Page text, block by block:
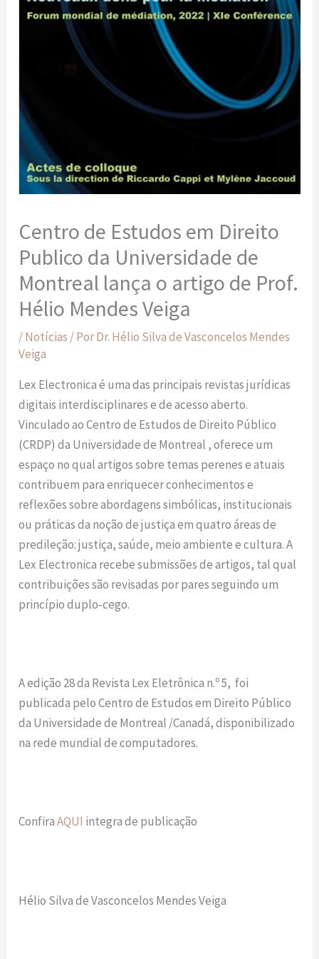
Centro de Estudos em Direito
Publico da Universidade de
Montreal lança o artigo de Prof.
Hélio Mendes Veiga
/Notícias / PorDr. Hélio Silva de Vasconcelos Mendes
Veiga
Lex Electronica é uma das principais revistas jurídicas
digitais interdisciplinares e de acesso aberto.
Vinculado ao Centro de Estudos de Direito Público
(CRDP) da Universidade de Montreal , oferece um
espaço no qual artigos sobre temas perenes e atuais
contribuem para enriquecer conhecimentos e
reflexões sobre abordagens simbólicas, institucionais
ou práticas da noção de justiça em quatro áreas de
predileção: justiça, saúde, meio ambiente e cultura. A
Lex Electronica recebe submissões de artigos, tal qual
contribuições são revisadas por pares seguindo um
princípio duplo-cego.
A edição 28 da Revista Lex Eletrônica n.º 5, foi
publicada pelo Centro de Estudos em Direito Público
da Universidade de Montreal /Canadá, disponibilizado
na rede mundial de computadores.
ConfiraAQUI integra de publicação
Hélio Silva de Vasconcelos Mendes Veiga